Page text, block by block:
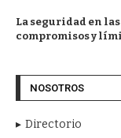
La seguridad en
compromisos y
NOSOTROS
Directorio